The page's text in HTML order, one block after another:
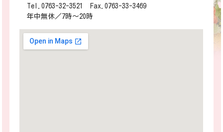
Tel.0763-32-3521 Fax.0763-33-3469
年中無休／7時～20時